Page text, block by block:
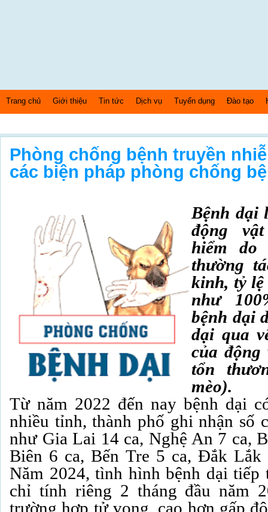
Trang chủ Giới thiệu Tin tức Dịch vụ Tuyển dụng Đào tạo
Phòng chống bệnh truyền
các biện pháp phòng chống
Bệnh dại
động
hiểm
thường
kinh, tỷ
như
bệnh dại
dại qua
của
tổn
mèo).
Từ năm 2022 đến nay bệnh dại
nhiều tỉnh, thành phố ghi nhận số
như Gia Lai 14 ca, Nghệ An 7 ca,
Biên 6 ca, Bến Tre 5 ca, Đắk Lắk
Năm 2024, tình hình bệnh dại tiếp
chỉ tính riêng 2 tháng đầu năm
trường hợp tử vong, cao hơn gấp